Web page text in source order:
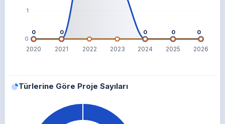
0 0 0 0 0
2020 2021 2022 2023 2024 2025 2026
1
0
Türlerine Göre Proje Sayıları